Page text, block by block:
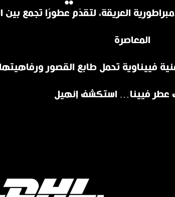
العريقة، لتقدّم عطورًا تجمع بين
المعاصرة